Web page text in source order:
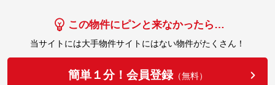
この物件にピンと来なかったら…
当サイトには大手物件サイトにはない物件がたくさん！
簡単１分！会員登録（無料）